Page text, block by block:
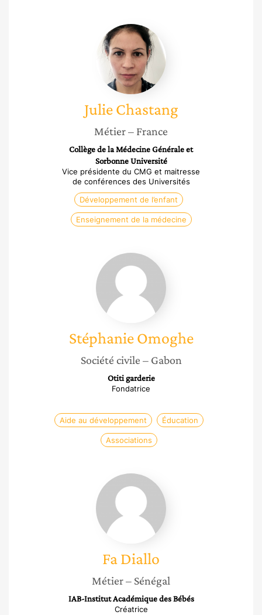
Julie
Chastang
Julie Chastang
Métier– France
Collège de la Médecine Générale et
Sorbonne Université
Vice présidente du CMG et maitresse
de conférences des Universités
Développement de l’enfant
Enseignement de la médecine
Stéphanie
Omoghe
Stéphanie Omoghe
Société civile – Gabon
Otiti garderie
Fondatrice
Aide au développement Éducation
Associations
Diallo
FaDiallo
Métier– Sénégal
IAB-Institut Académique des Bébés
Créatrice